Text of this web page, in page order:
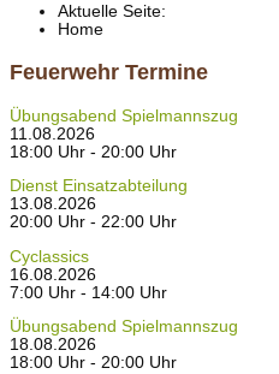
Aktuelle Seite:
Home
Feuerwehr Termine
Übungsabend Spielmannszug
11.08.2026
18:00 Uhr - 20:00 Uhr
Dienst Einsatzabteilung
13.08.2026
20:00 Uhr - 22:00 Uhr
Cyclassics
16.08.2026
7:00 Uhr - 14:00 Uhr
Übungsabend Spielmannszug
18.08.2026
18:00 Uhr - 20:00 Uhr